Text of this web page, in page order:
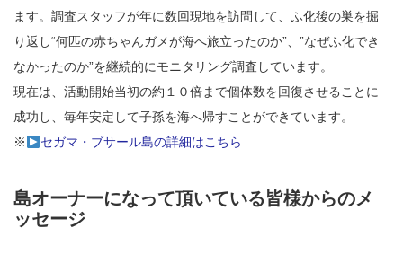
ます。調査スタッフが年に数回現地を訪問して、ふ化後の巣を掘
り返し“何匹の赤ちゃんガメが海へ旅立ったのか”、”なぜふ化でき
なかったのか”を継続的にモニタリング調査しています。
現在は、活動開始当初の約１０倍まで個体数を回復させることに
成功し、毎年安定して子孫を海へ帰すことができています。
※
セガマ・ブサール島の詳細はこちら
島オーナーになって頂いている皆様からのメ
ッセージ